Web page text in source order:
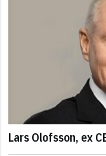
Lars Olofsson, ex